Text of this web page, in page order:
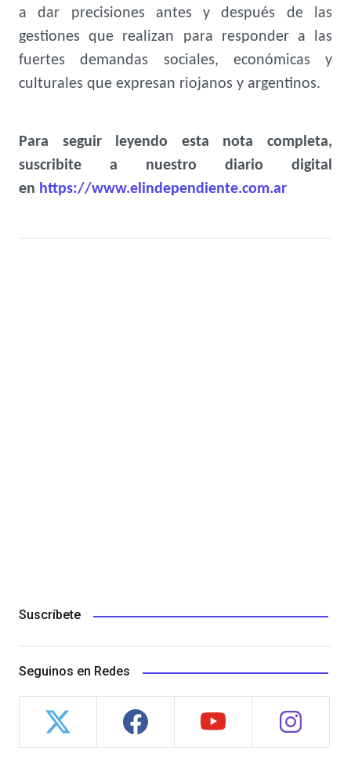
a dar precisiones antes y después de las
gestiones que realizan para responder a las
fuertes demandas sociales, económicas y
culturales que expresan riojanos y argentinos.
Para seguir leyendo esta nota completa,
suscribite a nuestro diario digital
en https://www.elindependiente.com.ar
Suscríbete
Seguinos en Redes